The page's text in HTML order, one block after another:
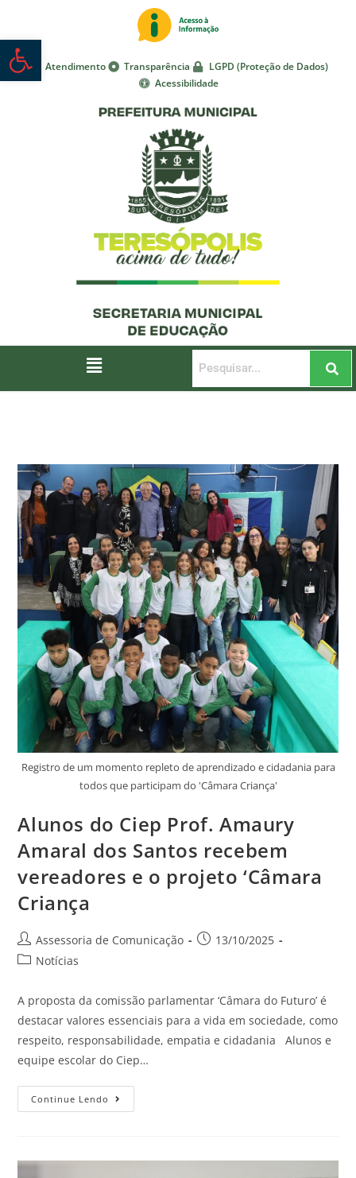
Abrir a barra de ferramentas
Atendimento Transparência
LGPD (Proteção de Dados)
Acessibilidade
Registro de um momento repleto de aprendizado e cidadania para
todos que participam do 'Câmara Criança'
Alunos do Ciep Prof. Amaury
Amaral dos Santos recebem
vereadores e o projeto ‘Câmara
Criança
Assessoria de Comunicação
13/10/2025
Notícias
A proposta da comissão parlamentar ‘Câmara do Futuro’ é
destacar valores essenciais para a vida em sociedade, como
respeito, responsabilidade, empatia e cidadania Alunos e
equipe escolar do Ciep…
Continue Lendo